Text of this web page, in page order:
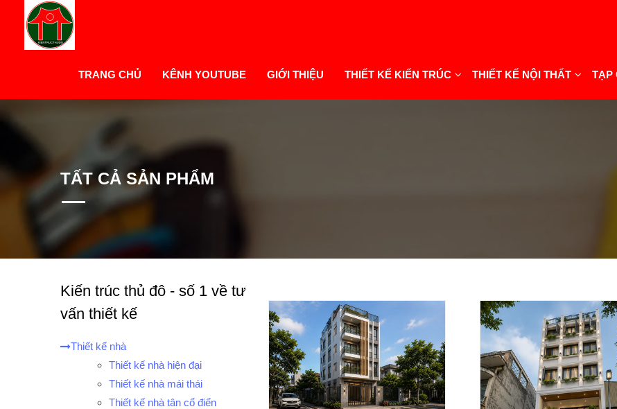
TRANG CHỦ KÊNH YOUTUBE GIỚI THIỆU THIẾT KẾ KIẾN TRÚC THIẾT KẾ NỘI THẤT TẠP
TẤT CẢ SẢN PHẨM
Kiến trúc thủ đô - số 1 về tư
vấn thiết kế
Thiết kế nhà
Thiết kế nhà hiện đại
Thiết kế nhà mái thái
Thiết kế nhà tân cổ điển